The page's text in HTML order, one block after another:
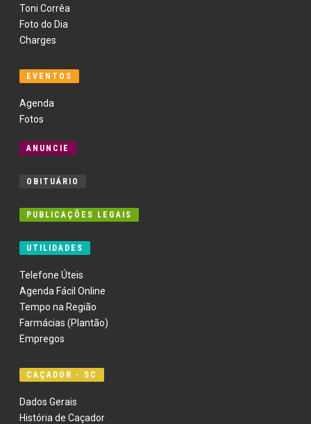
Toni Corrêa
Foto do Dia
Charges
EVENTOS
Agenda
Fotos
ANUNCIE
OBITUÁRIO
PUBLICAÇÕES LEGAIS
UTILIDADES
Telefone Úteis
Agenda Fácil Online
Tempo na Região
Farmácias (Plantão)
Empregos
CAÇADOR - SC
Dados Gerais
História de Caçador